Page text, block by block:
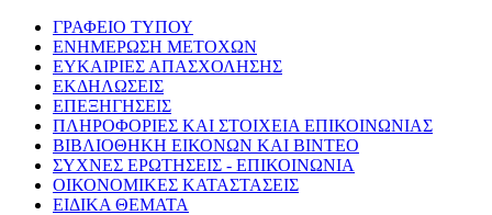
ΓΡΑΦΕΙΟ ΤΥΠΟΥ
ΕΝΗΜΕΡΩΣΗ ΜΕΤΟΧΩΝ
ΕΥΚΑΙΡΙΕΣ ΑΠΑΣΧΟΛΗΣΗΣ
ΕΚΔΗΛΩΣΕΙΣ
ΕΠΕΞΗΓΗΣΕΙΣ
ΠΛΗΡΟΦΟΡΙΕΣ ΚΑΙ ΣΤΟΙΧΕΙΑ ΕΠΙΚΟΙΝΩΝΙΑΣ
ΒΙΒΛΙΟΘΗΚΗ ΕΙΚΟΝΩΝ ΚΑΙ ΒΙΝΤΕΟ
ΣΥΧΝΕΣ ΕΡΩΤΗΣΕΙΣ - ΕΠΙΚΟΙΝΩΝΙΑ
ΟΙΚΟΝΟΜΙΚΕΣ ΚΑΤΑΣΤΑΣΕΙΣ
ΕΙΔΙΚΑ ΘΕΜΑΤΑ